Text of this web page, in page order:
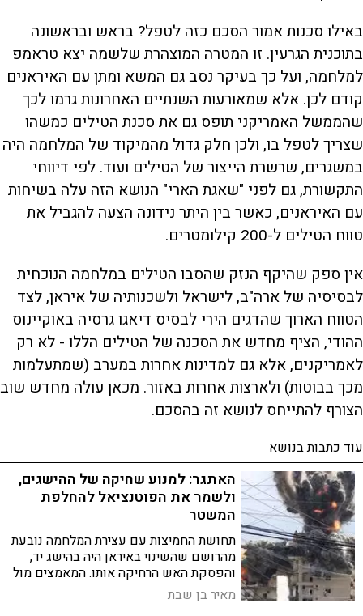
באילו סכנות אמור הסכם כזה לטפל? בראש ובראשונה
בתוכנית הגרעין. זו המטרה המוצהרת שלשמה יצא טראמפ
למלחמה, ועל כך בעיקר נסב גם המשא ומתן עם האיראנים
קודם לכן. אלא שמאורעות השנתיים האחרונות גרמו לכך
שהממשל האמריקני תופס גם את סכנת הטילים כמשהו
שצריך לטפל בו, ולכן חלק גדול מהמיקוד של המלחמה היה
במשגרים, שרשרת הייצור של הטילים ועוד. לפי דיווחי
התקשורת, גם לפני "שאגת הארי" הנושא הזה עלה בשיחות
עם האיראנים, כאשר בין היתר נידונה הצעה להגביל את
טווח הטילים ל-200 קילומטרים.
אין ספק שהיקף הנזק שהסבו הטילים במלחמה הנוכחית
לבסיסיה של ארה"ב, לישראל ולשכנותיה של איראן, לצד
הטווח הארוך שהדגים הירי לבסיס דיאגו גרסיה באוקיינוס
ההודי, הציף מחדש את הסכנה של הטילים הללו - לא רק
לאמריקנים, אלא גם למדינות אחרות במערב (שמתעלמות
מכך בבוטות) ולארצות אחרות באזור. מכאן עולה מחדש שוב
הצורף להתייחס לנושא זה בהסכם.
עוד כתבות בנושא
האתגר: למנוע שחיקה של ההישגים,
ולשמר את הפוטנציאל להחלפת
המשטר
תחושת החמיצות עם עצירת המלחמה נובעת
מהרושם שהשינוי באיראן היה בהישג יד,
והפסקת האש הרחיקה אותו. המאמצים מול
ארה"ב צריכים להתמקד במניעת הפשרת
הסנקציות ובאי-הגבלת חופש הפעולה של
מאיר בן שבת